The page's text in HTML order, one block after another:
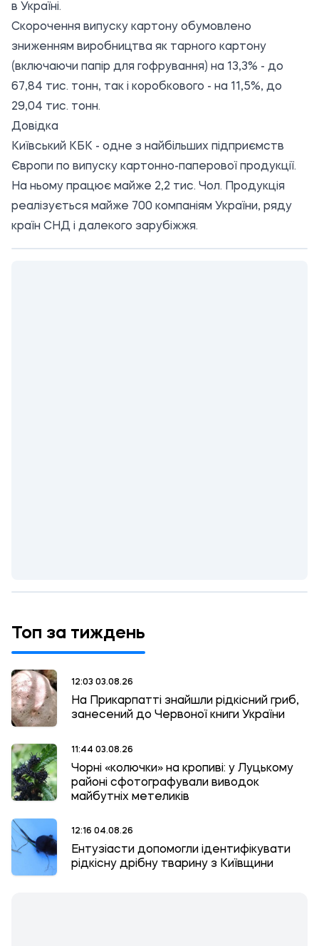
в Україні.
Скорочення випуску картону обумовлено
зниженням виробництва як тарного картону
(включаючи папір для гофрування) на 13,3% - до
67,84 тис. тонн, так і коробкового - на 11,5%, до
29,04 тис. тонн.
Довідка
Київський КБК - одне з найбільших підприємств
Європи по випуску картонно-паперової продукції.
На ньому працює майже 2,2 тис. Чол. Продукція
реалізується майже 700 компаніям України, ряду
країн СНД і далекого зарубіжжя.
Топ за тиждень
12:03 03.08.26
На Прикарпатті знайшли рідкісний гриб,
занесений до Червоної книги України
11:44 03.08.26
Чорні «колючки» на кропиві: у Луцькому
районі сфотографували виводок
майбутніх метеликів
12:16 04.08.26
Ентузіасти допомогли ідентифікувати
рідкісну дрібну тварину з Київщини